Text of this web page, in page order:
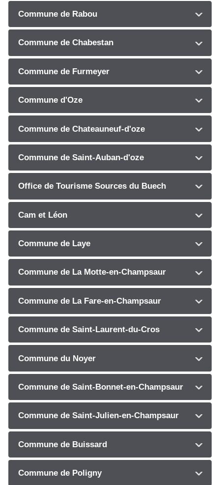
Commune de Rabou
Commune de Chabestan
Commune de Furmeyer
Commune d'Oze
Commune de Chateauneuf-d'oze
Commune de Saint-Auban-d'oze
Office de Tourisme Sources du Buech
Cam et Léon
Commune de Laye
Commune de La Motte-en-Champsaur
Commune de La Fare-en-Champsaur
Commune de Saint-Laurent-du-Cros
Commune du Noyer
Commune de Saint-Bonnet-en-Champsaur
Commune de Saint-Julien-en-Champsaur
Commune de Buissard
Commune de Poligny